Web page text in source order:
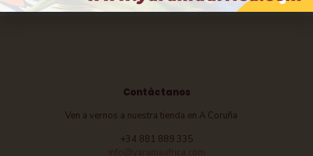
Contáctanos
Ven a vernos a nuestra tienda en A Coruña
+34 881 889 335